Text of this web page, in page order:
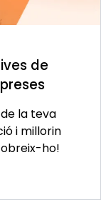
de
la teva
i millorin
ho!